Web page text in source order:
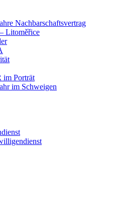
Nachbarschaftsvertrag
Litoměřice
Porträt
im Schweigen